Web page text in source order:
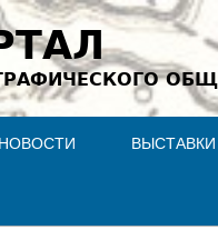
НОВОСТИ ВЫСТАВКИ